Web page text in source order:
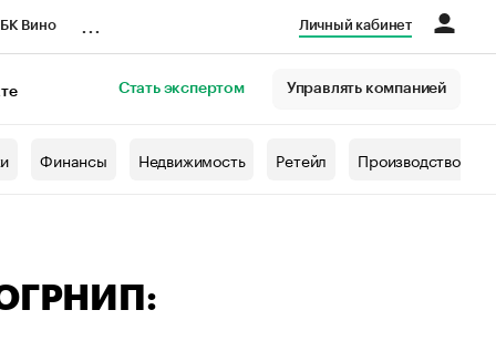
Вино Личный кабинет
Стать экспертом Управлять компанией
Финансы Недвижимость Ретейл Производство
ОГРНИП: